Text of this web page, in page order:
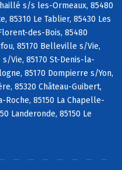
s/s les-Ormeaux, 85480
85310 Le Tablier, 85430 Les
des-Bois, 85480
85170 Belleville s/Vie,
s/Vie, 85170 St-Denis-la-
85170 Dompierre s/Yon,
85320 Château-Guibert,
Roche, 85150 La Chapelle-
Landeronde, 85150 Le